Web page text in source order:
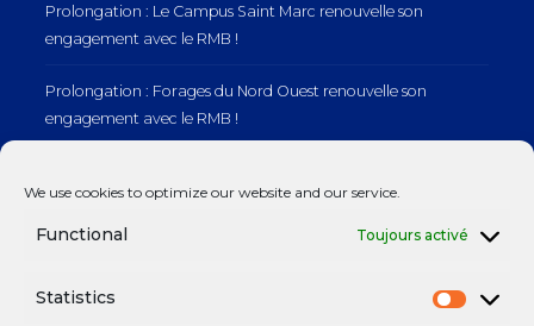
We use cookies to optimize our website and our service.
Functional Toujours activé
Statistics
Prolongation : Le Campus Saint Marc renouvelle son
engagement avec le RMB !
Prolongation : Forages du Nord Ouest renouvelle son
engagement avec le RMB !
engagement avec le RMB !